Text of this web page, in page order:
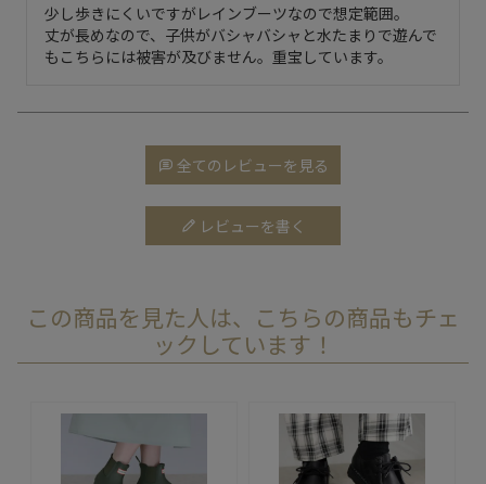
少し歩きにくいですがレインブーツなので想定範囲。
丈が長めなので、子供がバシャバシャと水たまりで遊んで
もこちらには被害が及びません。重宝しています。
全てのレビューを見る
レビューを書く
この商品を見た人は、こちらの商品もチェ
ックしています！